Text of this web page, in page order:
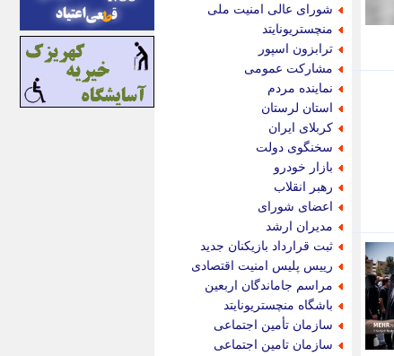
شورای عالی امنیت ملی
منچستریونایتد
ترابزون اسپور
مشارکت عمومی
نماینده مردم
استان لرستان
کربلای ایران
سخنگوی دولت
بازار خودرو
رهبر انقلاب
اعضای شورای
مدیران ارشد
ثبت قرارداد بازیکنان جدید
رییس پلیس امنیت اقتصادی
مراسم جاماندگان اربعین
باشگاه منچستریونایتد
سازمان تأمین اجتماعی
سازمان تامین اجتماعی
باغستان نیوز
بامبوک
ببین و بخون
بدینسان
بنکر